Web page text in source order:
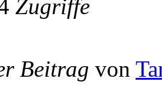
Zugriffe
Beitrag von